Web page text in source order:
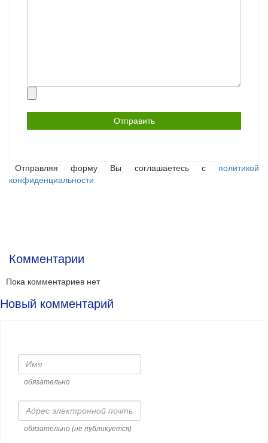
Отправляя форму Вы соглашаетесь с политикой
конфиденциальности
Комментарии
Пока комментариев нет
Новый комментарий
Имя
обязательно
Адрес
электронной
почты
обязательно (не публикуется)